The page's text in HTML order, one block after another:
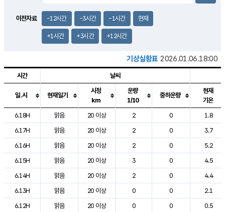
이전자료 -12시간 -3시간 -1시간 현재
+1시간 +3시간 +12시간
기상실황표 2026.01.06.18:00
도시별 기상실황표로 지점, 날씨, 기온, 강수, 바람, 기압등을 안내한 표입
시간 날씨
일.시 현재일기
시정
km
운량
1/10
중하운량
현재
기온
6.18H
맑음 20 이상 2 0
1.8
6.17H
맑음 20 이상 2 0
3.7
6.16H
맑음 20 이상 2 0
5.2
6.15H
맑음 20 이상 3 0
4.5
6.14H
맑음 20 이상 2 0
4.4
6.13H
맑음 20 이상 0 0
2.1
6.12H
맑음 20 이상 0 0
0.5